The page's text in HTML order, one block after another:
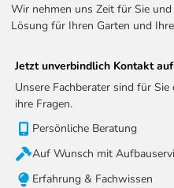
Wir nehmen uns Zeit für Sie
Lösung für Ihren Garten und
Jetzt unverbindlich Kontakt
Unsere Fachberater sind für
ihre Fragen.
Persönliche Beratung
Auf Wunsch mit
Erfahrung & Fachwissen